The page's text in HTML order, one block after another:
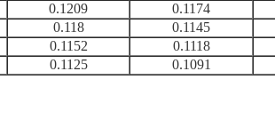
0.1209
0.1174
0.118
0.1145
0.1152
0.1118
0.1125 0.1091